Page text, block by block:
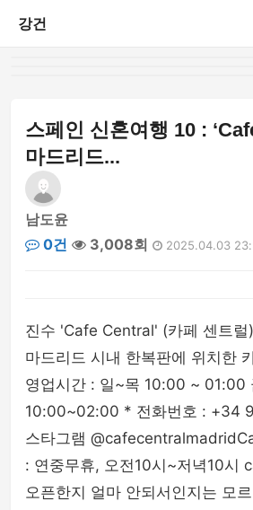
강건
스페인 신혼여행 10 :
마드리드...
남도윤
0건
3,008회 2025.04.03
진수 'Cafe Central' (카페 센트럴
마드리드 시내 한복판에 위치한
영업시간 : 일~목 10:00 ~ 01:00
10:00~02:00 * 전화번호 : +34
스타그램
: 연중무휴, 오전10시~저녁10시
오픈한지 얼마 안되서인지는 모